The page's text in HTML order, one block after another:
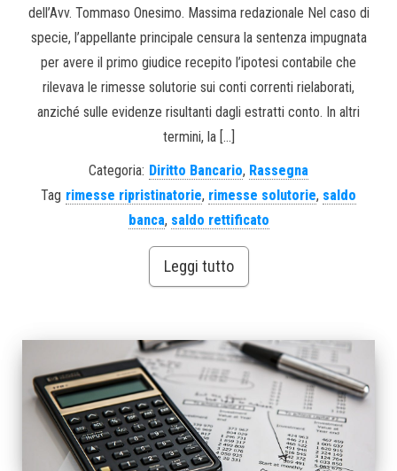
dell’Avv. Tommaso Onesimo. Massima redazionale Nel caso di
specie, l’appellante principale censura la sentenza impugnata
per avere il primo giudice recepito l’ipotesi contabile che
rilevava le rimesse solutorie sui conti correnti rielaborati,
anziché sulle evidenze risultanti dagli estratti conto. In altri
termini, la […]
Categoria: Diritto Bancario, Rassegna
Tag rimesse ripristinatorie, rimesse solutorie, saldo
banca, saldo rettificato
Leggi tutto